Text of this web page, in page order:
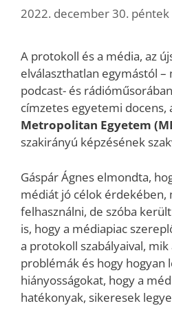
2022. december 30. péntek
A protokoll és a média, az
elválaszthatlan egymástól –
podcast- és rádióműsorában
címzetes egyetemi docens,
Metropolitan Egyetem
szakirányú képzésének
Gáspár Ágnes elmondta,
médiát jó célok érdekében,
felhasználni, de szóba
is, hogy a médiapiac
a protokoll szabályaival,
problémák és hogy hogyan
hiányosságokat, hogy a
hatékonyak, sikeresek